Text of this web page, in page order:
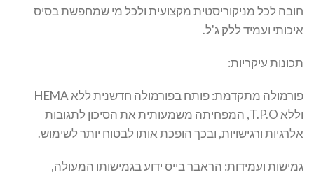
חובה לכל מניקוריסטית מקצועית ולכל מי שמחפשת בסיס
איכותי ועמיד ללק ג'ל.
תכונות עיקריות:
פורמולה מתקדמת: פותח בפורמולה חדשנית ללא HEMA
וללא T.P.O, המפחיתה משמעותית את הסיכון לתגובות
אלרגיות ורגישויות, ובכך הופכת אותו לבטוח יותר לשימוש.
גמישות ועמידות: הראבר בייס ידוע בגמישותו המעולה,